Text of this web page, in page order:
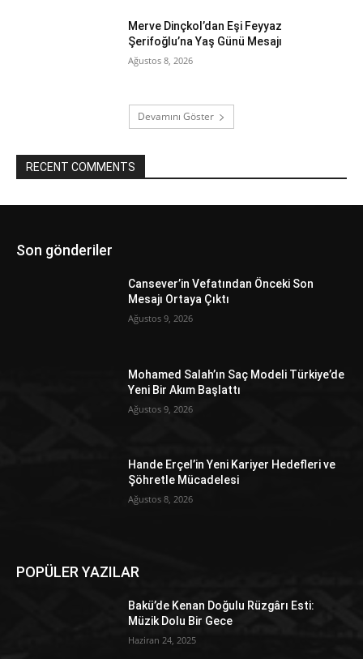
Merve Dinçkol’dan Eşi Feyyaz
Şerifoğlu’na Yaş Günü Mesajı
Ağustos 8, 2026
Devamını Göster
RECENT COMMENTS
Son gönderiler
Cansever’in Vefatından Önceki Son
Mesajı Ortaya Çıktı
Ağustos 9, 2026
Mohamed Salah’ın Saç Modeli Türkiye’de
Yeni Bir Akım Başlattı
Ağustos 9, 2026
Hande Erçel’in Yeni Kariyer Hedefleri ve
Şöhretle Mücadelesi
Ağustos 8, 2026
POPÜLER YAZILAR
Bakü’de Kenan Doğulu Rüzgârı Esti:
Müzik Dolu Bir Gece
Haziran 24, 2025